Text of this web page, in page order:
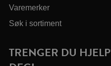
Varemerker
Søk i sortiment
TRENGER DU